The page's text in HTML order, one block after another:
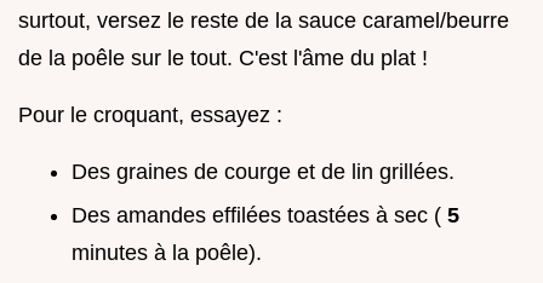
surtout, versez le reste de la sauce caramel/beurre
de la poêle sur le tout. C'est l'âme du plat !
Pour le croquant, essayez :
Des graines de courge et de lin grillées.
Des amandes effilées toastées à sec ( 5
minutes à la poêle).